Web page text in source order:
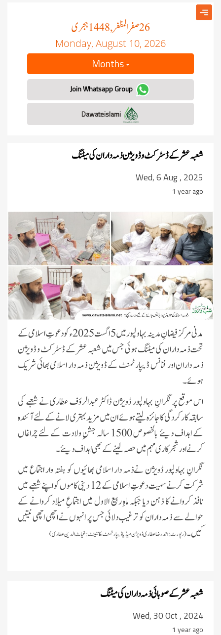
26صفر المظفر, 1448 ہجری
Monday, August 10, 2026
Months
Join Whatsapp Group
شعبہ عشر کے ڈسٹرکٹ و ڈویژن ذمہ داران کی میٹنگ
Wed, 6 Aug , 2025
1 year ago
مدنی مرکز فیضانِ مدینہ بہاولپور میں 5 اگست 2025ء کو دعوتِ اسلامی کے
تحت ذمہ داران کی میٹنگ ہوئی جس میں شعبہ عشر کے ڈسٹرکٹ و ڈویژن
ذمہ داران اور فنانس ڈیپارٹمنٹ کے ڈویژن ذمہ دار اسلامی بھائی شریک
ہوئے۔
اس موقع پر نگرانِ بہاولپور ڈویژن ڈاکٹر عبدالرؤف عطاری نے شعبے کی
سابقہ کارکردگی کا جائزہ لیتے ہوئے ان میں مزید بہتری لانے کے لئے آئندہ
کے اہداف دیئے بالخصوص 1500 سالہ جشنِ ولادت کے لئے چراغاں
کرنے اور شجرکاری مہم میں حصہ لینے کے بھی اہداف دیئے۔
نگرانِ بہاولپور ڈویژن نےذمہ دار اسلامی بھائیوں کو ہفتہ وار اجتماع میں
شرکت کرنے سمیت دعوتِ اسلامی کے 12 دینی کاموں کو اپنے شعبے میں
نافذ کروانے کا ذہن دیا جبکہ ماہِ ربیع الاول میں اجتماعِ میلاد کروانے کے
حوالے سے ذمہ داران کو ترغیب دلائی جس پر انہوں نے اچھی اچھی نیتیں
کیں۔(رپورٹ: احمدرضا عطاری ڈویژن میڈیا ڈیپارٹمنٹ، کانٹینٹ:غیاث الدین عطاری)
شعبہ عشر کے صوبائی ذمہ داران کی میٹنگ
Wed, 30 Oct , 2024
1 year ago